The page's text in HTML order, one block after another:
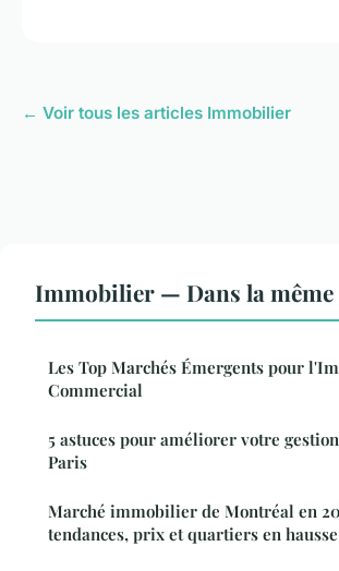
← Voir tous les articles Immobilier
Immobilier — Dans la
Les Top Marchés Émergents pour
Commercial
5 astuces pour améliorer votre
Paris
Marché immobilier de Montréal en
tendances, prix et quartiers en hausse